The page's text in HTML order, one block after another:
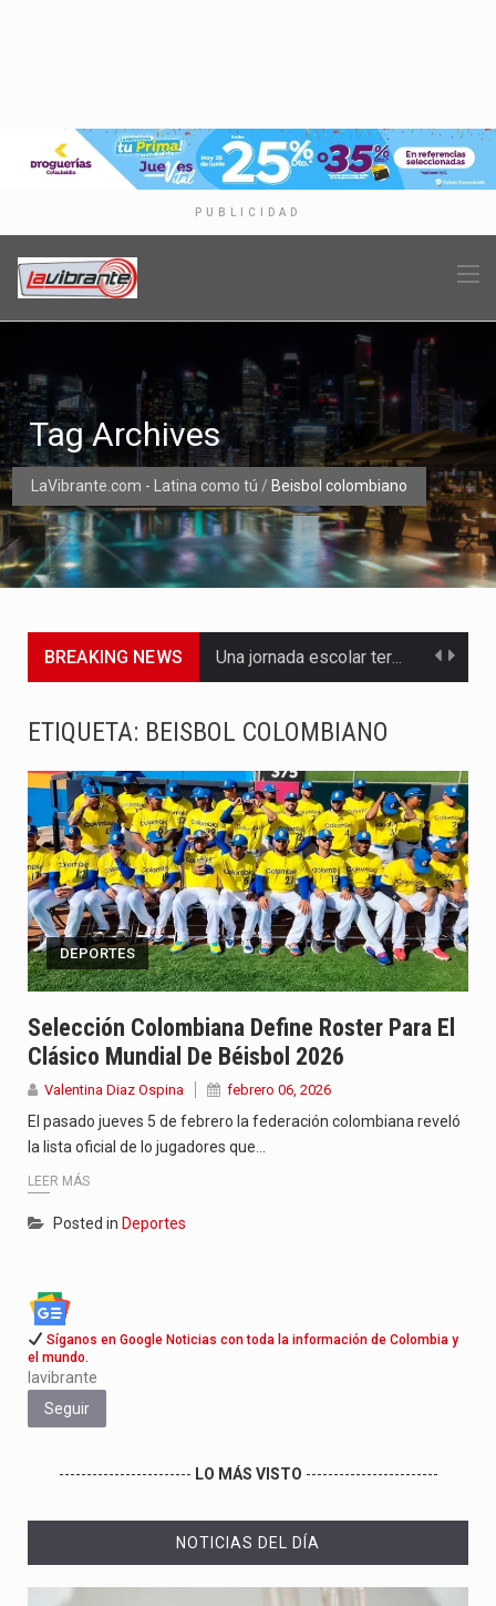
PUBLICIDAD
LaVibrante.com - Latina como tú / Beisbol colombiano
Tag Archives
BREAKING NEWS Una jornada escolar terminó en tragedia este viernes 7 de…
Abelardo de la Espriella asumió este viernes 7 de agosto…
La llegada de Álvaro Uribe Vélez a la ceremonia de…
Con una salva de 21 cañonazos se cumplieron los honores…
El presidente electo Abelardo de la Espriella aseguró que durante…
Las autoridades sanitarias de Francia y España mantienen bajo vigilancia…
ETIQUETA: BEISBOL COLOMBIANO
DEPORTES
Selección Colombiana Define Roster Para El
Clásico Mundial De Béisbol 2026
Valentina Diaz Ospina febrero 06, 2026
El pasado jueves 5 de febrero la federación colombiana reveló
la lista oficial de lo jugadores que…
LEER MÁS
Posted in Deportes
Síganos en Google Noticias con toda la información de Colombia y
el mundo.
lavibrante
Seguir
------------------------ LO MÁS VISTO ------------------------
NOTICIAS DEL DÍA